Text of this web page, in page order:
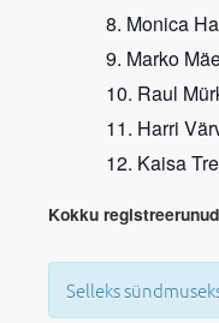
Monica
Marko
Raul
Harri
Kaisa
Kokku
Selleks